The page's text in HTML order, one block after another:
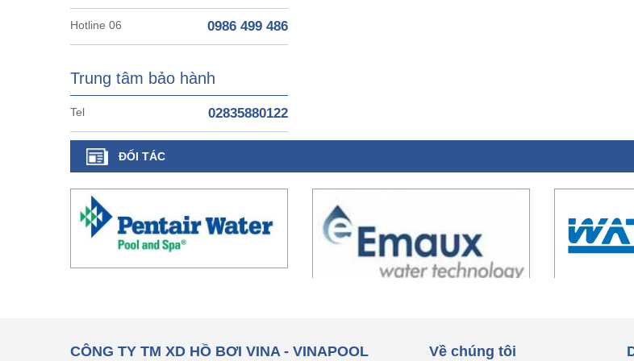
Hotline 06 0986 499 486
Trung tâm bảo hành
Tel 02835880122
ĐỐI TÁC
CÔNG TY TM XD HỒ BƠI VINA - VINAPOOL Về chúng tôi